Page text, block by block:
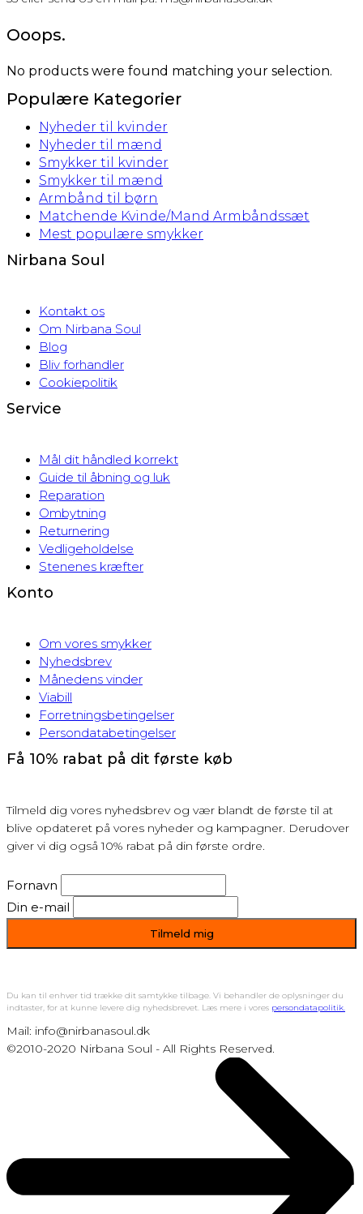
Ooops.
No products were found matching your selection.
Populære Kategorier
Nyheder til kvinder
Nyheder til mænd
Smykker til kvinder
Smykker til mænd
Armbånd til børn
Matchende Kvinde/Mand Armbåndssæt
Mest populære smykker
Nirbana Soul
Kontakt os
Om Nirbana Soul
Blog
Bliv forhandler
Cookiepolitik
Service
Mål dit håndled korrekt
Guide til åbning og luk
Reparation
Ombytning
Returnering
Vedligeholdelse
Stenenes kræfter
Konto
Om vores smykker
Nyhedsbrev
Månedens vinder
Viabill
Forretningsbetingelser
Persondatabetingelser
Få 10% rabat på dit første køb
Tilmeld dig vores nyhedsbrev og vær blandt de første til at
blive opdateret på vores nyheder og kampagner. Derudover
giver vi dig også 10% rabat på din første ordre.
Fornavn
Din e-mail
Du kan til enhver tid trække dit samtykke tilbage. Vi behandler de oplysninger du
indtaster, for at kunne levere dig nyhedsbrevet. Læs mere i vores persondatapolitik.
Mail: info@nirbanasoul.dk
©2010-2020 Nirbana Soul - All Rights Reserved.